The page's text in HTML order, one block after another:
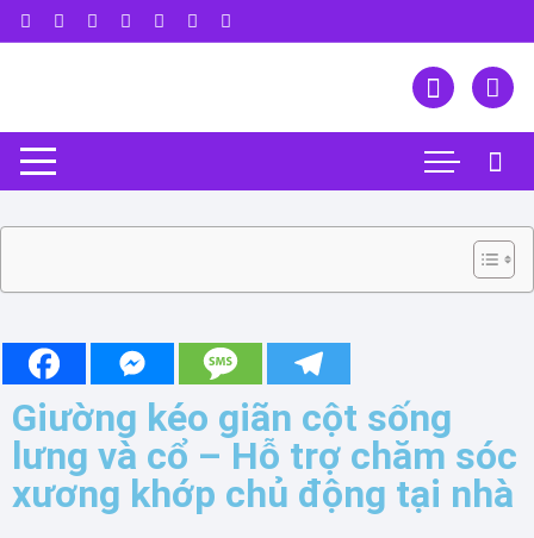
Giường kéo giãn cột sống
lưng và cổ – Hỗ trợ chăm sóc
xương khớp chủ động tại nhà